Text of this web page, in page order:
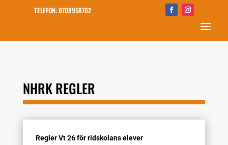
TELEFON: 0708958702
NHRK REGLER
Regler Vt 26 för ridskolans elever